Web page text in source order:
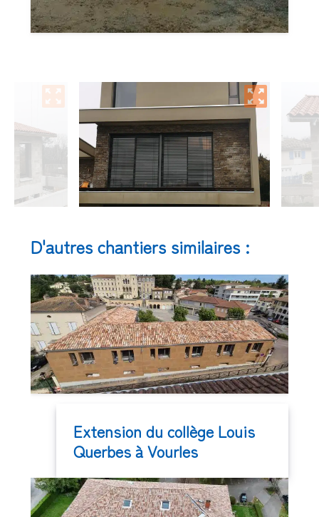
D'autres chantiers similaires :
Extension du collège Louis
Querbes à Vourles